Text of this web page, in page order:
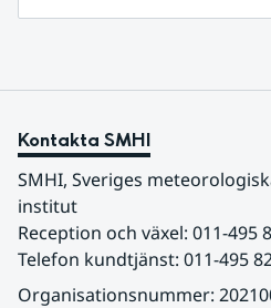
Kontakta SMHI
SMHI, Sveriges
institut
Reception och växel: 011-495
Telefon kundtjänst: 011-495
Organisationsnummer: